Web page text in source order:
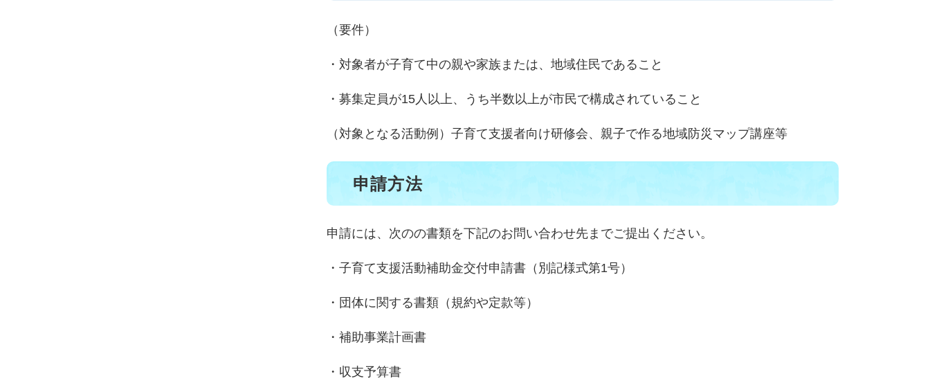
（要件）
・対象者が子育て中の親や家族または、地域住民であること
・募集定員が15人以上、うち半数以上が市民で構成されていること
（対象となる活動例）子育て支援者向け研修会、親子で作る地域防災マップ講座等
申請方法
申請には、次のの書類を下記のお問い合わせ先までご提出ください。
・子育て支援活動補助金交付申請書（別記様式第1号）
・団体に関する書類（規約や定款等）
・補助事業計画書
・収支予算書